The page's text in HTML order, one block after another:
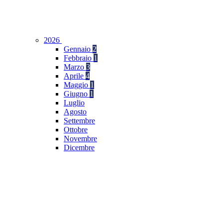
2026
Gennaio 2
Febbraio 1
Marzo 3
Aprile 4
Maggio 1
Giugno 1
Luglio
Agosto
Settembre
Ottobre
Novembre
Dicembre